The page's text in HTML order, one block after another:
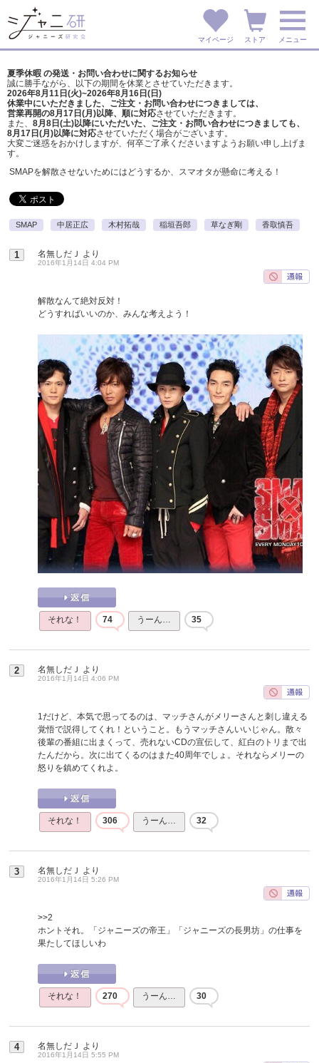
マイページ ストア メニュー
夏季休暇 の発送・お問い合わせに関するお知らせ
誠に勝手ながら、以下の期間を休業とさせていただきます。
2026年8月11日(火)~2026年8月16日(日)
休業中にいただきました、ご注文・お問い合わせにつきましては、
営業再開の8月17日(月)以降、順に対応させていただきます。
また、 8月8日(土)以降にいただいた、ご注文・ お問い合わせにつきましても、
8月17日(月)以降に対応させていただく場合がございます。
大変ご迷惑をおかけしますが、 何卒ご了承くださいますようお願い申し上げま
す。
SMAPを解散させないためにはどうするか、スマオタが懸命に考える！
SMAP 中居正広 木村拓哉 稲垣吾郎 草なぎ剛 香取慎吾
1 名無しだＪ より
2016年1月14日 4:04 PM
解散なんて絶対反対！
どうすればいいのか、みんな考えよう！
それな！ 74 うーん… 35
2 名無しだＪ より
2016年1月14日 4:06 PM
1だけど、本気で思ってるのは、マッチさんがメリーさんと刺し違える
覚悟で説得してくれ！ということ。もうマッチさんいいじゃん。散々
後輩の番組に出まくって、売れないCDの宣伝して、紅白のトリまで出
たんだから。次に出てくるのはまた40周年でしょ。それならメリーの
怒りを鎮めてくれよ。
それな！ 306 うーん… 32
3 名無しだＪ より
2016年1月14日 5:26 PM
>>2
ホントそれ。「ジャニーズの帝王」「ジャニーズの長男坊」の仕事を
果たしてほしいわ
それな！ 270 うーん… 30
4 名無しだＪ より
2016年1月14日 5:55 PM